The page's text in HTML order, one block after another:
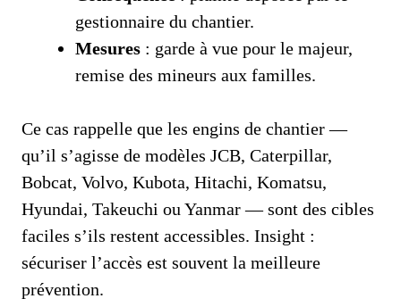
gestionnaire du chantier.
Mesures : garde à vue pour le majeur,
remise des mineurs aux familles.
Ce cas rappelle que les engins de chantier —
qu’il s’agisse de modèles JCB, Caterpillar,
Bobcat, Volvo, Kubota, Hitachi, Komatsu,
Hyundai, Takeuchi ou Yanmar — sont des cibles
faciles s’ils restent accessibles. Insight :
sécuriser l’accès est souvent la meilleure
prévention.